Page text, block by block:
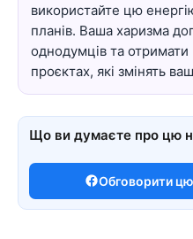
використайте цю
планів. Ваша харизма
однодумців та отримати
проєктах, які змінять
Що ви думаєте про цю
Обговорити